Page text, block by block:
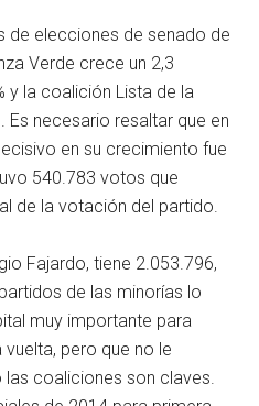
de elecciones de senado de
Verde crece un 2,3
y la coalición Lista de la
Es necesario resaltar que en
en su crecimiento fue
540.783 votos que
de la votación del partido.
Fajardo, tiene 2.053.796,
de las minorías lo
muy importante para
pero que no le
coaliciones son claves.